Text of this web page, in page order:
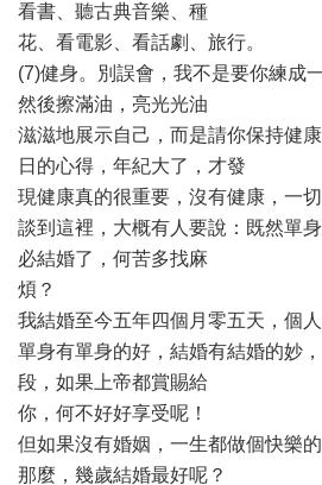
看書、聽古典音樂、種
花、看電影、看話劇、旅行。
(7)健身。別誤會，我不是要你練成
然後擦滿油，亮光光油
滋滋地展示自己，而是請你保持健
日的心得，年紀大了，才發
現健康真的很重要，沒有健康，一切
談到這裡，大概有人要說：既然單
必結婚了，何苦多找麻
煩？
我結婚至今五年四個月零五天，個人
單身有單身的好，結婚有結婚的妙
段，如果上帝都賞賜給
你，何不好好享受呢！
但如果沒有婚姻，一生都做個快樂
那麼，幾歲結婚最好呢？